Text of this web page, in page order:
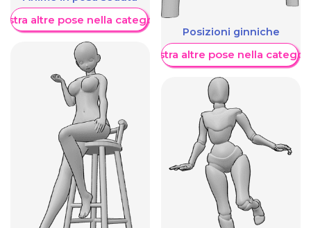
altre pose nella categoria
Posizioni ginniche
Mostra altre pose nella